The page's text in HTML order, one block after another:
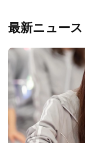
最新ニュース